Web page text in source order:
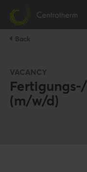
Back
VACANCY
(m/w/d)